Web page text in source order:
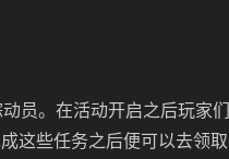
员。在活动开启之后玩家们
这些任务之后便可以去领取